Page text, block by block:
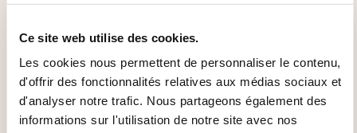
Ce site web utilise des cookies.
Les cookies nous permettent de personnaliser le contenu,
d'offrir des fonctionnalités relatives aux médias sociaux et
d'analyser notre trafic. Nous partageons également des
informations sur l'utilisation de notre site avec nos
Voir toutes les formations
Ces autres formations pourrait aussi vous
intéresser: